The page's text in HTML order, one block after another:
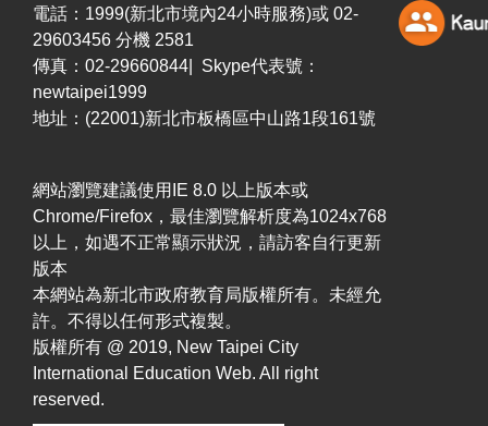
電話：1999(新北市境內24小時服務)或 02-
29603456 分機 2581
傳真：02-29660844| Skype代表號：
newtaipei1999
地址：(22001)新北市板橋區中山路1段161號
網站瀏覽建議使用IE 8.0 以上版本或
Chrome/Firefox，最佳瀏覽解析度為1024x768
以上，如遇不正常顯示狀況，請訪客自行更新
版本
本網站為新北市政府教育局版權所有。未經允
許。不得以任何形式複製。
版權所有 @ 2019, New Taipei City
International Education Web. All right
reserved.